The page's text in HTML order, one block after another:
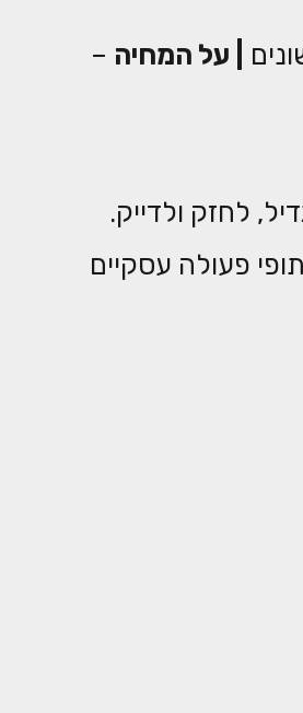
על המחיה –
לחזק ולדייק.
פעולה עסקיים